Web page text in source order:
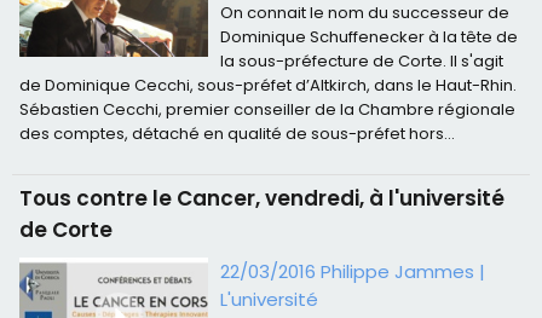
On connait le nom du successeur de
Dominique Schuffenecker à la tête de
la sous-préfecture de Corte. Il s'agit
de Dominique Cecchi, sous-préfet d’Altkirch, dans le Haut-Rhin.
Sébastien Cecchi, premier conseiller de la Chambre régionale
des comptes, détaché en qualité de sous-préfet hors...
Tous contre le Cancer, vendredi, à l'université
de Corte
22/03/2016 Philippe Jammes |
L'université